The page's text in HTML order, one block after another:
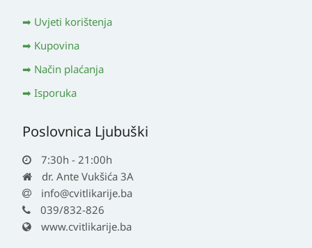
Uvjeti korištenja
Kupovina
Način plaćanja
Isporuka
Poslovnica Ljubuški
7:30h - 21:00h
dr. Ante Vukšića 3A
info@cvitlikarije.ba
039/832-826
www.cvitlikarije.ba